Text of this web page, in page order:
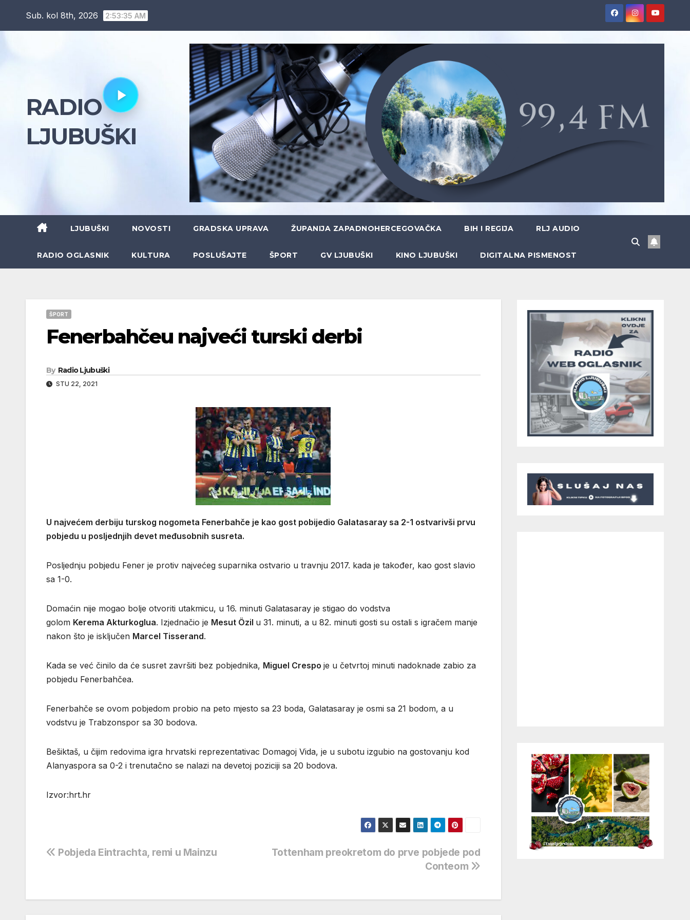
Sub. kol 8th, 2026 2:53:36 AM
RADIO
LJUBUŠKI
LJUBUŠKI NOVOSTI GRADSKA UPRAVA ŽUPANIJA ZAPADNOHERCEGOVAČKA BIH I REGIJA RLJ AUDIO
RADIO OGLASNIK KULTURA POSLUŠAJTE ŠPORT GV LJUBUŠKI KINO LJUBUŠKI DIGITALNA PISMENOST
ŠPORT
Fenerbahčeu najveći turski derbi
By Radio Ljubuški
STU 22, 2021
U najvećem derbiju turskog nogometa Fenerbahče je kao gost pobijedio Galatasaray sa 2-1 ostvarivši prvu
pobjedu u posljednjih devet međusobnih susreta.
Posljednju pobjedu Fener je protiv najvećeg suparnika ostvario u travnju 2017. kada je također, kao gost slavio
sa 1-0.
Domaćin nije mogao bolje otvoriti utakmicu, u 16. minuti Galatasaray je stigao do vodstva
golom Kerema Akturkoglua. Izjednačio je Mesut Özil u 31. minuti, a u 82. minuti gosti su ostali s igračem manje
nakon što je isključen Marcel Tisserand.
Kada se već činilo da će susret završiti bez pobjednika, Miguel Crespo je u četvrtoj minuti nadoknade zabio za
pobjedu Fenerbahčea.
Fenerbahče se ovom pobjedom probio na peto mjesto sa 23 boda, Galatasaray je osmi sa 21 bodom, a u
vodstvu je Trabzonspor sa 30 bodova.
Bešiktaš, u čijim redovima igra hrvatski reprezentativac Domagoj Vida, je u subotu izgubio na gostovanju kod
Alanyaspora sa 0-2 i trenutačno se nalazi na devetoj poziciji sa 20 bodova.
Izvor:hrt.hr
Navigacija
Tottenham preokretom do prve pobjede pod
Conteom
Pobjeda Eintrachta, remi u Mainzu